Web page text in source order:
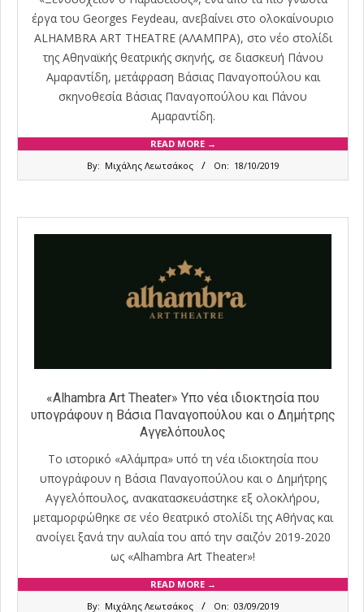
έργα του Georges Feydeau, ανεβαίνει στο ολοκαίνουριο
ALHAMBRA ART THEATRE (ΑΛΑΜΠΡΑ), στο νέο στολίδι
της Αθηναϊκής θεατρικής σκηνής, σε διασκευή Πάνου
Αμαραντίδη, μετάφραση Βάσιας Παναγοπούλου και
σκηνοθεσία Βάσιας Παναγοπούλου και Πάνου
Αμαραντίδη.
READ MORE →
By: Μιχάλης Λεωτσάκος On: 18/10/2019
«Alhambra Art Theater» Υπο νέα ιδιοκτησία που
υπογράφουν η Βάσια Παναγοπούλου και ο Δημήτρης
Αγγελόπουλος
Το ιστορικό «Αλάμπρα» υπό τη νέα ιδιοκτησία που
υπογράφουν η Βάσια Παναγοπούλου και ο Δημήτρης
Αγγελόπουλος, ανακατασκευάστηκε εξ ολοκλήρου,
μεταμορφώθηκε σε νέο θεατρικό στολίδι της Αθήνας και
ανοίγει ξανά την αυλαία του από την σαιζόν 2019-2020
ως «Alhambra Art Theater»!
READ MORE →
By: Μιχάλης Λεωτσάκος On: 03/09/2019